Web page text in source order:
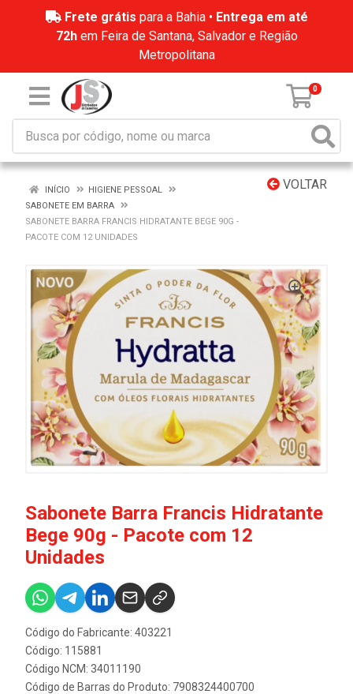
Frete grátis para a Bahia • Entrega em até
72hem Feira de Santana, Salvador e Região
Metropolitana
0
VOLTAR
INÍCIO
HIGIENE PESSOAL
SABONETE EM BARRA
SABONETE BARRA FRANCIS HIDRATANTE BEGE 90G -
PACOTE COM 12 UNIDADES
Sabonete Barra Francis Hidratante
Bege 90g - Pacote com 12
Unidades
Código do Fabricante: 403221
Código: 115881
Código NCM: 34011190
Código de Barras do Produto: 7908324400700